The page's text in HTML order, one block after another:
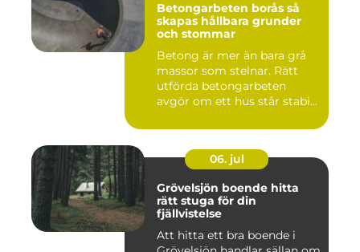
Betongarbeten borås så
skapas hållbara grunder
och stommar
Betong är mer än bara grå
massor som stelnar. Rätt
utförda betongarbeten
avgör om ett hus står stabi...
06. jul
Grövelsjön boende hitta
rätt stuga för din
fjällvistelse
Att hitta ett bra boende i